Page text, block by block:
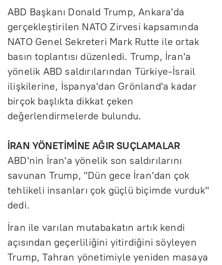
ABD Başkanı Donald Trump, Ankara'da
gerçekleştirilen NATO Zirvesi kapsamında
NATO Genel Sekreteri Mark Rutte ile ortak
basın toplantısı düzenledi. Trump, İran'a
yönelik ABD saldırılarından Türkiye-İsrail
ilişkilerine, İspanya'dan Grönland'a kadar
birçok başlıkta dikkat çeken
değerlendirmelerde bulundu.
İRAN YÖNETİMİNE AĞIR SUÇLAMALAR
ABD'nin İran'a yönelik son saldırılarını
savunan Trump, "Dün gece İran’dan çok
tehlikeli insanları çok güçlü biçimde vurduk"
dedi.
İran ile varılan mutabakatın artık kendi
açısından geçerliliğini yitirdiğini söyleyen
Trump, Tahran yönetimiyle yeniden masaya